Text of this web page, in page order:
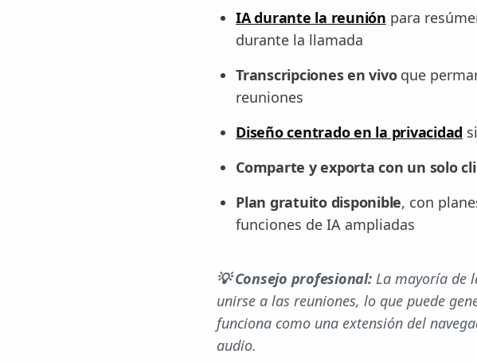
IA durante la reunión para
durante la llamada
Transcripciones en vivoque
reuniones
Diseño centrado en la privacidad
Comparte y exporta con un solo
Plan gratuito disponible, con
funciones de IA ampliadas
💡 Consejo profesional:La mayoría de
unirse a las reuniones, lo que puede
funciona como una extensión del
audio.